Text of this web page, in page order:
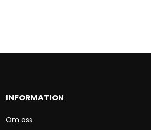
INFORMATION
Om oss